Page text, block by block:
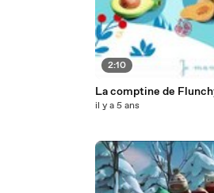
2:10
La comptine de
il y a 5 ans